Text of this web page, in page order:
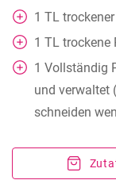
1 TL
1 TL trockene
1 Vollständig
und verwaltet
schneiden